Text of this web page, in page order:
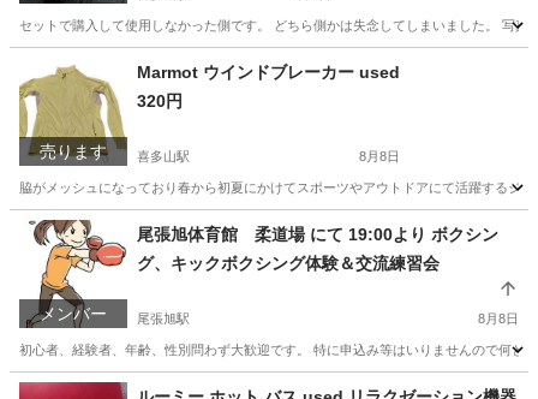
セットで購入して使用しなかった側です。 どちら側かは失念してしまいました。 写真
喜多山駅 その他 ミラー
売ります
Marmot ウインドブレーカー used
320円
喜多山駅 8月8日
脇がメッシュになっており春から初夏にかけてスポーツやアウトドアにて活躍するジ
愛知 尾張旭市 喜多山駅 その他 ウインドブレーカー
メンバー
尾張旭体育館 柔道場 にて 19:00より ボクシン
グ、キックボクシング体験＆交流練習会
尾張旭駅 8月8日
初心者、経験者、年齢、性別問わず大歓迎です。 特に申込み等はいりませんので何
愛知 尾張旭市 尾張旭駅 その他 キックボクシング